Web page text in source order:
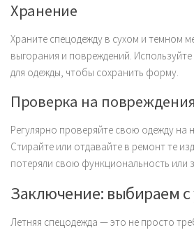
Хранение
Храните спецодежду в сухом и темном
выгорания и повреждений.
для одежды, чтобы сохранить форму.
Проверка на повреждения
Регулярно проверяйте свою одежду на
Стирайте или отдавайте в ремонт те
потеряли свою функциональность или
Заключение: выбираем
Летняя спецодежда — это не просто